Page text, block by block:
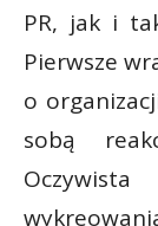
PR, jak i
Pierwsze
o
sobą